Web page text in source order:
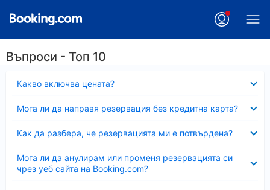
Въпроси - Топ 10
Какво включва цената?
Мога ли да направя резервация без кредитна карта?
Как да разбера, че резервацията ми е потвърдена?
Мога ли да анулирам или променя резервацията си
чрез уеб сайта на Booking.com?